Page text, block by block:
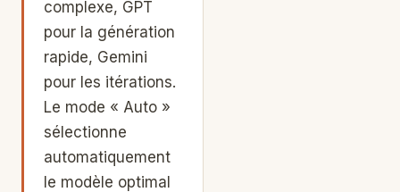
complexe, GPT
pour la génération
rapide, Gemini
pour les itérations.
Le mode « Auto »
sélectionne
automatiquement
le modèle optimal